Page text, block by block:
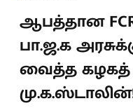
ஆபத்தான
பா.ஜ.க
வைத்த